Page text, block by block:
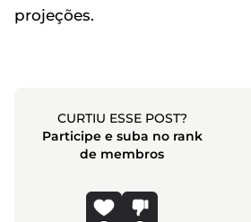
projeções.
CURTIU ESSE POST?
Participe e suba no rank
de membros